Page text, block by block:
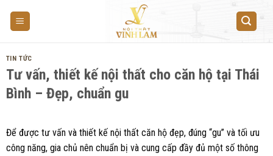
TIN TỨC
Tư vấn, thiết kế nội thất cho căn hộ tại Thái
Bình – Đẹp, chuẩn gu
Để được tư vấn và thiết kế nội thất căn hộ đẹp, đúng “gu” và tối ưu
công năng, gia chủ nên chuẩn bị và cung cấp đầy đủ một số thông